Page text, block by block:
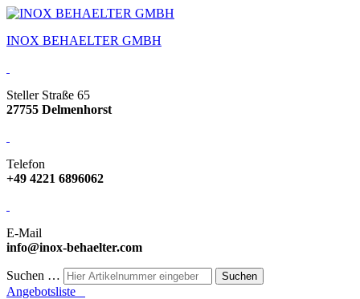
INOX BEHAELTER GMBH
Steller Straße 65
27755 Delmenhorst
Telefon
+49 4221 6896062
E-Mail
info@inox-behaelter.com
Suchen …
Angebotsliste